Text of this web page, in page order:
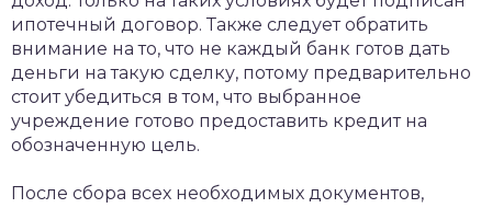
ипотечный договор. Также следует обратить
внимание на то, что не каждый банк готов дать
деньги на такую сделку, потому предварительно
стоит убедиться в том, что выбранное
учреждение готово предоставить кредит на
обозначенную цель.
После сбора всех необходимых документов,